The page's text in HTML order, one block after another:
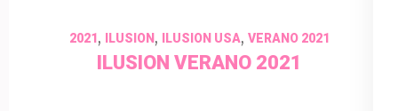
2021, ILUSION, ILUSION USA, VERANO 2021
ILUSION VERANO 2021